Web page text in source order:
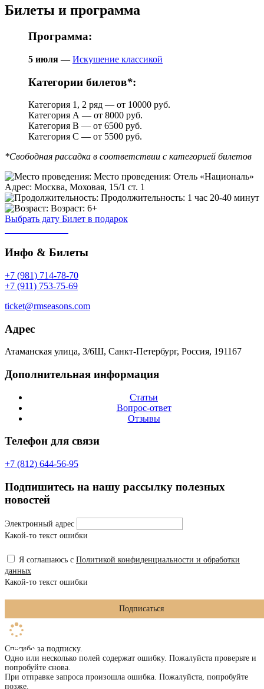
Билеты и программа
Программа:
5 июля — Искушение классикой
Категории билетов*:
Категория 1, 2 ряд — от 10000 руб.
Категория А — от 8000 руб.
Категория B — от 6500 руб.
Категория С — от 5500 руб.
*Свободная рассадка в соответствии с категорией билетов
Место проведения: Отель «Националь»
Адрес: Москва, Моховая, 15/1 ст. 1
Продолжительность: 1 час 20-40 минут
Возраст: 6+
Выбрать дату Билет в подарок
Инфо & Билеты
+7 (981) 714-78-70
+7 (911) 753-75-69
ticket@rmseasons.com
Адрес
Атаманская улица, 3/6Ш, Санкт-Петербург, Россия, 191167
Дополнительная информация
Статьи
Вопрос-ответ
Отзывы
Телефон для связи
+7 (812) 644-56-95
Подпишитесь на нашу рассылку полезных
новостей
Электронный адрес
Какой-то текст ошибки
Я соглашаюсь с Политикой конфиденциальности и обработки
данных
Какой-то текст ошибки
Подписаться
Спасибо за подписку.
Одно или несколько полей содержат ошибку. Пожалуйста проверьте и
попробуйте снова.
При отправке запроса произошла ошибка. Пожалуйста, попробуйте
позже.